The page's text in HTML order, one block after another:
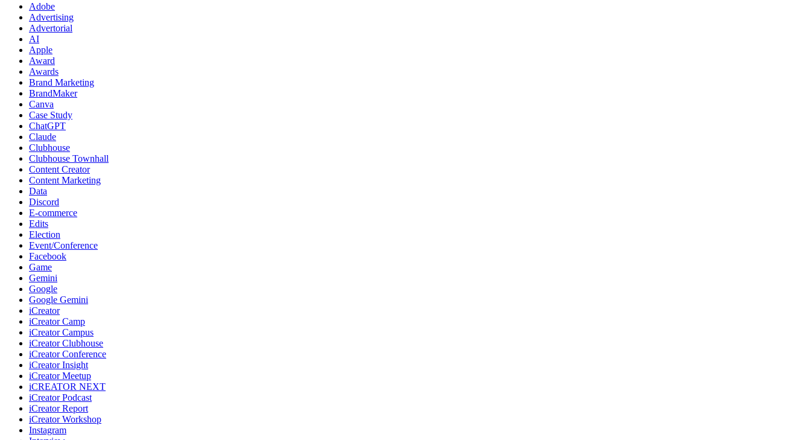
Adobe
Advertising
Advertorial
AI
Apple
Award
Awards
Brand Marketing
BrandMaker
Canva
Case Study
ChatGPT
Claude
Clubhouse
Clubhouse Townhall
Content Creator
Content Marketing
Data
Discord
E-commerce
Edits
Election
Event/Conference
Facebook
Game
Gemini
Google
Google Gemini
iCreator
iCreator Camp
iCreator Campus
iCreator Clubhouse
iCreator Conference
iCreator Insight
iCreator Meetup
iCREATOR NEXT
iCreator Podcast
iCreator Report
iCreator Workshop
Instagram